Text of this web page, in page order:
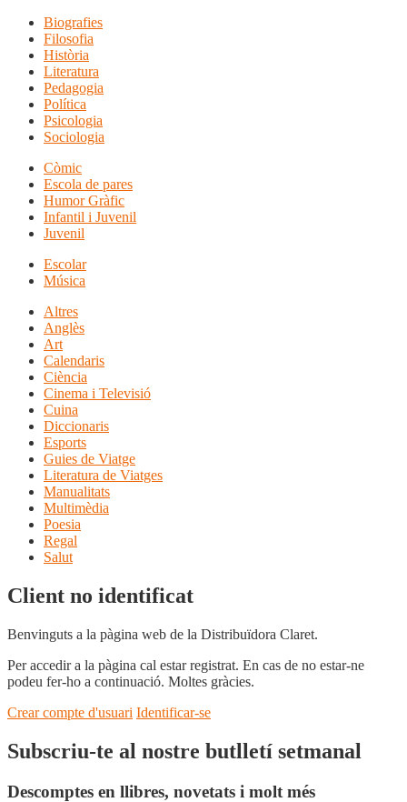
Biografies
Filosofia
Història
Literatura
Pedagogia
Política
Psicologia
Sociologia
Còmic
Escola de pares
Humor Gràfic
Infantil i Juvenil
Juvenil
Escolar
Música
Altres
Anglès
Art
Calendaris
Ciència
Cinema i Televisió
Cuina
Diccionaris
Esports
Guies de Viatge
Literatura de Viatges
Manualitats
Multimèdia
Poesia
Regal
Salut
Client no identificat
Benvinguts a la pàgina web de la Distribuïdora Claret.
Per accedir a la pàgina cal estar registrat. En cas de no estar-ne
podeu fer-ho a continuació. Moltes gràcies.
Crear compte d'usuari Identificar-se
Subscriu-te al nostre butlletí setmanal
Descomptes en llibres, novetats i molt més